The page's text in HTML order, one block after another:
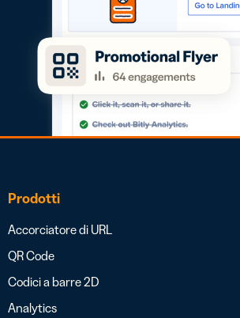
Prodotti
Accorciatore di URL
QR Code
Codici a barre 2D
Analytics